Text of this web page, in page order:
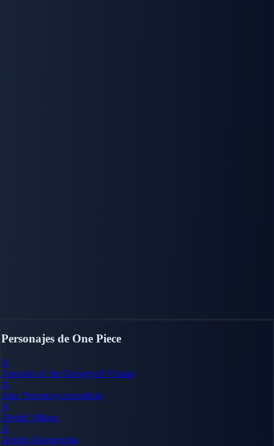
Personajes de One Piece
A
Absalom of the Graveyard Villano
A
Aisa Personaje secundario
A
Alvida Villano
A
Arlong Antagonista